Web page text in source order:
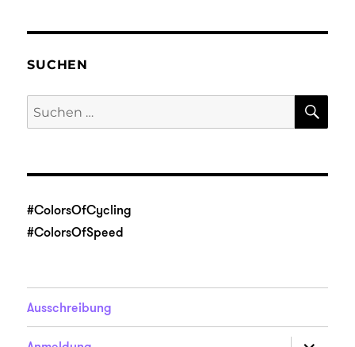
SUCHEN
Suche
nach:
#ColorsOfCycling
#ColorsOfSpeed
Ausschreibung